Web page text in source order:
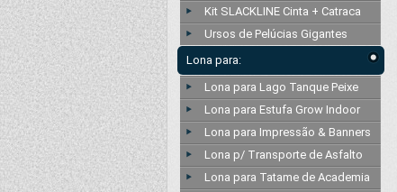
Kit SLACKLINE Cinta + Catraca
Ursos de Pelúcias Gigantes
Lona para:
Lona para Lago Tanque Peixe
Lona para Estufa Grow Indoor
Lona para Impressão & Banners
Lona p/ Transporte de Asfalto
Lona para Tatame de Academia